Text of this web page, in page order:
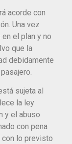
acorde con
Una vez
el plan y no
que la
debidamente
sujeta al
la ley
y el abuso
con pena
lo previsto